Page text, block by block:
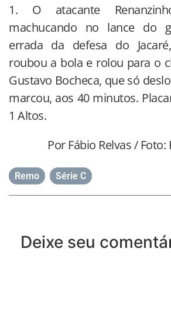
1. O atacante
machucando no lance do
errada da defesa do
roubou a bola e rolou para o
Gustavo Bocheca, que só
marcou, aos 40 minutos.
1 Altos.
Por Fábio Relvas /
Remo Série C
Deixe seu